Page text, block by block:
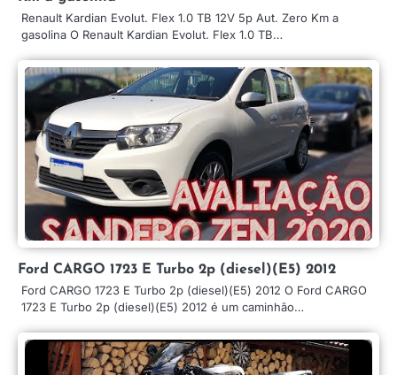
Renault Kardian Evolut. Flex 1.0 TB 12V 5p Aut. Zero Km a
gasolina O Renault Kardian Evolut. Flex 1.0 TB…
Ford CARGO 1723 E Turbo 2p (diesel)(E5) 2012
Ford CARGO 1723 E Turbo 2p (diesel)(E5) 2012 O Ford CARGO
1723 E Turbo 2p (diesel)(E5) 2012 é um caminhão…